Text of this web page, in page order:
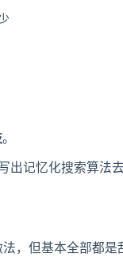
。
出记忆化搜索算法
，但基本全部都是